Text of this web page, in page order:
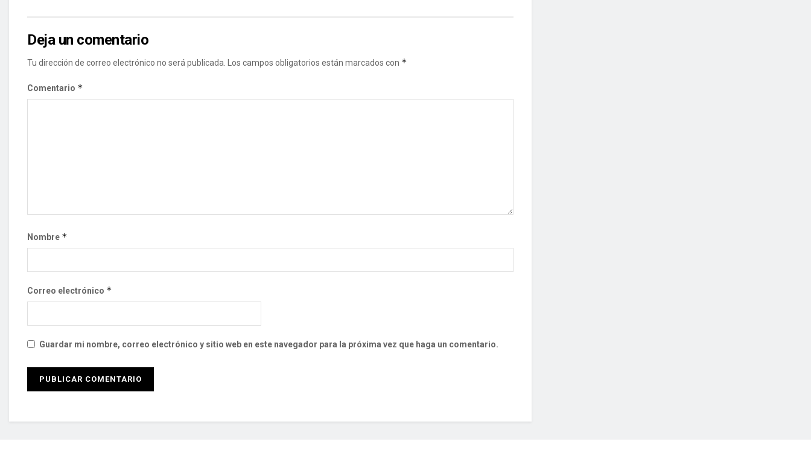
Deja un comentario
Tu dirección de correo electrónico no será publicada. Los campos obligatorios están marcados con *
Comentario *
Nombre *
Correo electrónico *
Guardar mi nombre, correo electrónico y sitio web en este navegador para la próxima vez que haga un comentario.